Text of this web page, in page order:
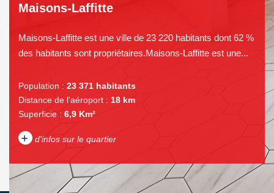
Maisons-Laffitte
Maisons-Laffitte est une ville de 23 220 habitants dont 62 %
des habitants sont propriétaires.Maisons-Laffitte est une...
Population : 23 371 habitants
Distance de l'aéroport : 18 km
Superficie : 6,9 Km²
+ d'infos sur le quartier
DENSITÉ DE POPULATION ENFANTS ET ADOLESCENTS